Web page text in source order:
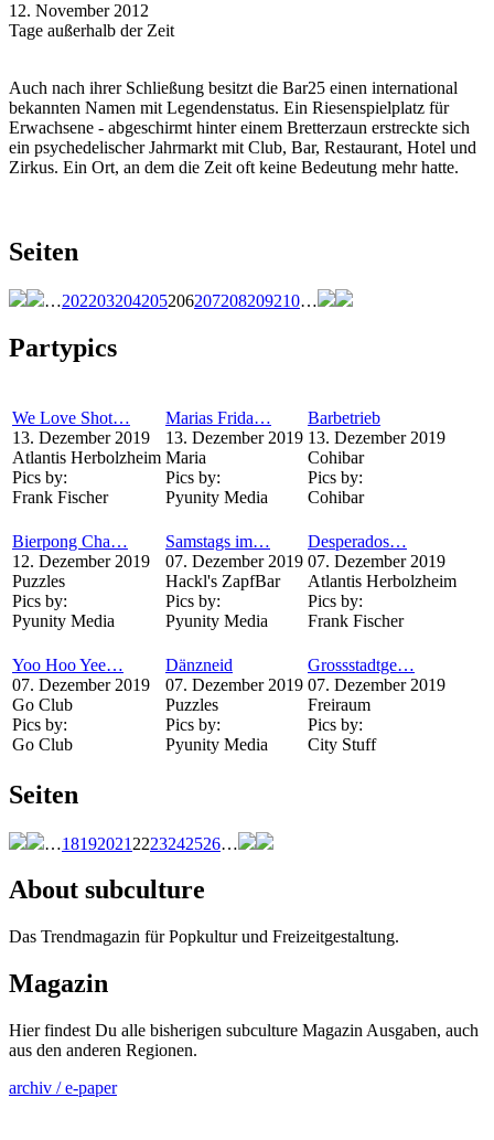
12. November 2012
Tage außerhalb der Zeit
Auch nach ihrer Schließung besitzt die Bar25 einen international
bekannten Namen mit Legendenstatus. Ein Riesenspielplatz für
Erwachsene - abgeschirmt hinter einem Bretterzaun erstreckte sich
ein psychedelischer Jahrmarkt mit Club, Bar, Restaurant, Hotel und
Zirkus. Ein Ort, an dem die Zeit oft keine Bedeutung mehr hatte.
Seiten
…202203204205206207208209210…
Partypics
We Love Shot…
13. Dezember 2019
Atlantis Herbolzheim
Pics by:
Frank Fischer
Marias Frida…
13. Dezember 2019
Maria
Pics by:
Pyunity Media
Barbetrieb
13. Dezember 2019
Cohibar
Pics by:
Cohibar
Bierpong Cha…
12. Dezember 2019
Puzzles
Pics by:
Pyunity Media
Samstags im…
07. Dezember 2019
Hackl's ZapfBar
Pics by:
Pyunity Media
Desperados…
07. Dezember 2019
Atlantis Herbolzheim
Pics by:
Frank Fischer
Yoo Hoo Yee…
07. Dezember 2019
Go Club
Pics by:
Go Club
Dänzneid
07. Dezember 2019
Puzzles
Pics by:
Pyunity Media
Grossstadtge…
07. Dezember 2019
Freiraum
Pics by:
City Stuff
Seiten
…18192021 2223242526…
About subculture
Das Trendmagazin für Popkultur und Freizeitgestaltung.
Magazin
Hier findest Du alle bisherigen subculture Magazin Ausgaben, auch
aus den anderen Regionen.
archiv / e-paper